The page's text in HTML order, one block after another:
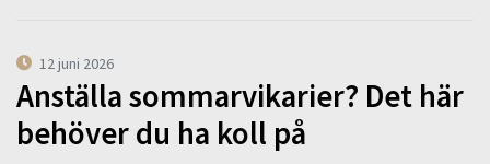
12 juni 2026
Anställa sommarvikarier? Det här
behöver du ha koll på